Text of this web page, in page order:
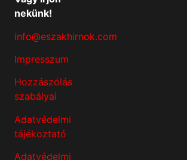
nekünk!
info@eszakhirnok.com
Impresszum
Hozzászólás
szabályai
Adatvédelmi
tájékoztató
Adatvédelmi